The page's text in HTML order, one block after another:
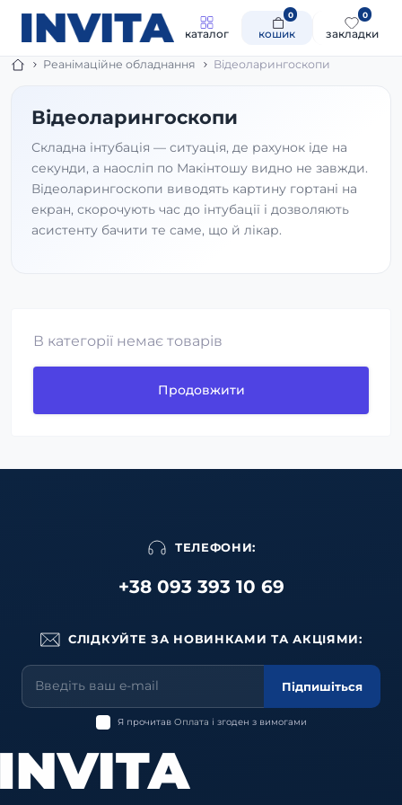
каталог закладки
0
кошик
0
Реанімаційне обладнання Відеоларингоскопи
Відеоларингоскопи
Складна інтубація — ситуація, де рахунок іде на
секунди, а наосліп по Макінтошу видно не завжди.
Відеоларингоскопи виводять картину гортані на
екран, скорочують час до інтубації і дозволяють
асистенту бачити те саме, що й лікар.
В категорії немає товарів
Продовжити
ТЕЛЕФОНИ:
+38 093 393 10 69
СЛІДКУЙТЕ ЗА НОВИНКАМИ ТА АКЦІЯМИ:
Підпишіться
Я прочитав Оплата і згоден з вимогами